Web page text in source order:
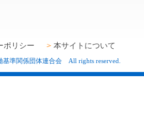
ポリシー 本サイトについて
準関係団体連合会 All rights reserved.